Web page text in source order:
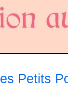
Petits